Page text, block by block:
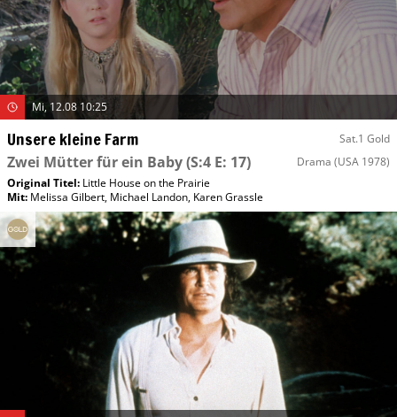
Mi, 12.08 10:25
Unsere kleine Farm Sat.1 Gold
Zwei Mütter für ein Baby(S:4 E: 17) Drama (USA 1978)
Original Titel: Little House on the Prairie
Mit: Melissa Gilbert, Michael Landon, Karen Grassle